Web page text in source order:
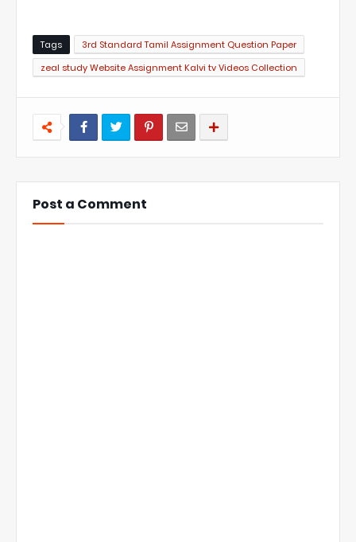
Tags
3rd Standard Tamil Assignment Question Paper
zeal study Website Assignment Kalvi tv Videos Collection
Post a Comment